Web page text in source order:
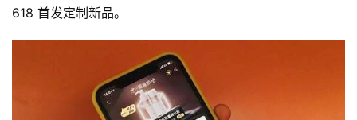
618 首发定制新品。